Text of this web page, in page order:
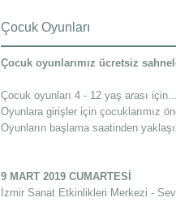
Çocuk Oyunları
Çocuk oyunlarımız ücretsiz
Çocuk oyunları 4 - 12 yaş arası için...
Oyunlara girişler için çocuklarımız
Oyunların başlama saatinden
9 MART 2019 CUMARTESİ
İzmir Sanat Etkinlikleri Merkezi -